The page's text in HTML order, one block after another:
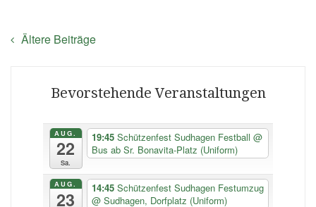
Beitragsnavigation
Ältere Beiträge
Bevorstehende Veranstaltungen
AUG.
22
Sa.
19:45 Schützenfest Sudhagen Festball @
Bus ab Sr. Bonavita-Platz (Uniform)
AUG.
23
14:45 Schützenfest Sudhagen Festumzug
@ Sudhagen, Dorfplatz (Uniform)